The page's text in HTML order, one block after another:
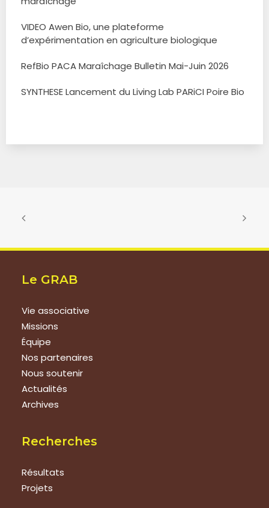
VIDEO Awen Bio, une plateforme
d’expérimentation en agriculture biologique
RefBio PACA Maraîchage Bulletin Mai-Juin 2026
SYNTHESE Lancement du Living Lab PARiCI Poire Bio
Le GRAB
Vie associative
Missions
Équipe
Nos partenaires
Nous soutenir
Actualités
Archives
Recherches
Résultats
Projets